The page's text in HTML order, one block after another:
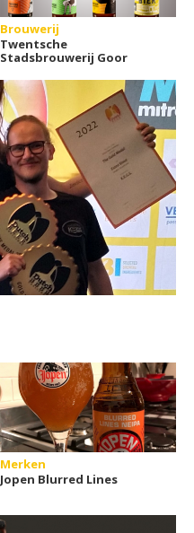
Brouwerij
Twentsche
Stadsbrouwerij Goor
Merken
Jopen Blurred Lines